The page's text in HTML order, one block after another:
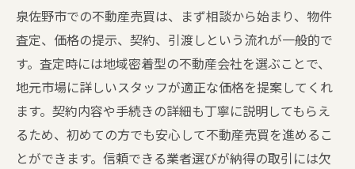
泉佐野市での不動産売買は、まず相談から始まり、物件
査定、価格の提示、契約、引渡しという流れが一般的で
す。査定時には地域密着型の不動産会社を選ぶことで、
地元市場に詳しいスタッフが適正な価格を提案してくれ
ます。契約内容や手続きの詳細も丁寧に説明してもらえ
るため、初めての方でも安心して不動産売買を進めるこ
とができます。信頼できる業者選びが納得の取引には欠